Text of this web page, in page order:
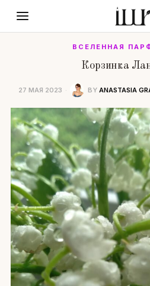
ВСЕЛЕННАЯ
Корзинка
27 МАЯ 2023 BY ANASTASIA